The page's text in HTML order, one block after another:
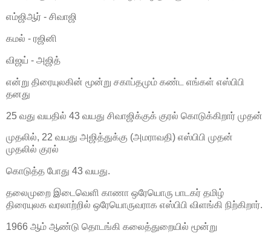
எம்ஜிஆர் - சிவாஜி
கமல் - ரஜினி
விஜய் - அஜித்
என்று திரையுலகின் மூன்று சகாப்தமும் கண்ட எங்கள் எஸ்பிபி
தனது
25 வது வயதில் 43 வயது சிவாஜிக்குக் குரல் கொடுக்கிறார் முதன்
முதலில், 22 வயது அஜித்துக்கு (அமராவதி) எஸ்பிபி முதன்
முதலில் குரல்
கொடுத்த போது 43 வயது.
தலைமுறை இடைவெளி காணா ஒரேயொரு பாடகர் தமிழ்
திரையுலக வரலாற்றில் ஒரேயொருவராக எஸ்பிபி விளங்கி நிற்கிறார்.
1966 ஆம் ஆண்டு தொடங்கி கலைத்துறையில் மூன்று